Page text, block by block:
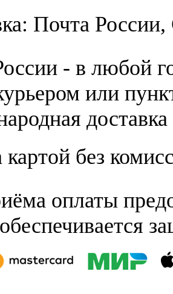
Почта
- в любой
или
без
оплаты